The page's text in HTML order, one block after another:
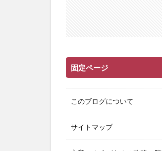
固定ページ
このブログについて
サイトマップ